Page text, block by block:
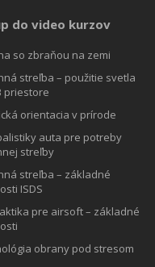
do video kurzov
so zbraňou na zemi
streľba – použitie svetla
priestore
orientacia v prírode
auta pre potreby
streľby
streľba – základné
ISDS
pre airsoft – základné
obrany pod stresom